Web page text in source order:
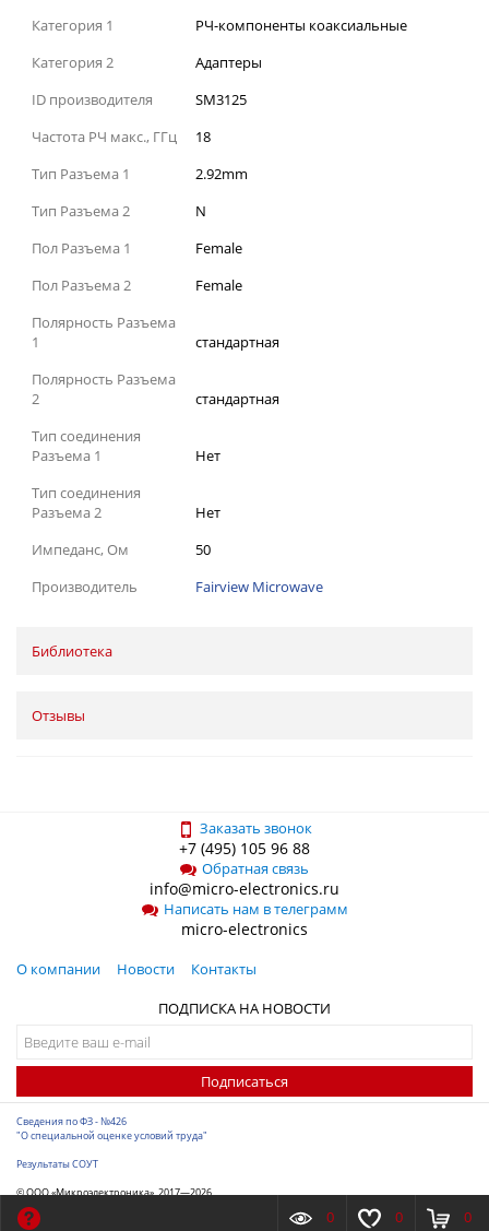
Категория 1
РЧ-компоненты коаксиальные
Категория 2
Адаптеры
ID производителя
SM3125
Частота РЧ макс., ГГц
18
Тип Разъема 1
2.92mm
Тип Разъема 2
N
Пол Разъема 1
Female
Пол Разъема 2
Female
Полярность Разъема
1
стандартная
Полярность Разъема
2
стандартная
Тип соединения
Разъема 1
Нет
Тип соединения
Разъема 2
Нет
Импеданс, Ом
50
Производитель
Fairview Microwave
Библиотека
Отзывы
Заказать звонок
+7 (495) 105 96 88
Обратная связь
info@micro-electronics.ru
Написать нам в телеграмм
micro-electronics
О компании Новости
Контакты
ПОДПИСКА НА НОВОСТИ
Подписаться
Сведения по ФЗ - №426
"О специальной оценке условий труда"
Результаты СОУТ
© ООО «Микроэлектроника», 2017—2026
Разработка сайта
0 0 0